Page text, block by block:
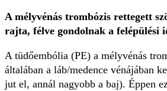
A mélyvénás trombózis rettegett
rajta, félve gondolnak a felépülési
A tüdőembólia (PE) a mélyvénás
általában a láb/medence vénájában
jut el, annál nagyobb a baj). Éppen